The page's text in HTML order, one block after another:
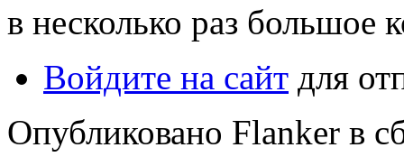
в несколько раз большое
Войдите на сайт для
Опубликовано Flanker в